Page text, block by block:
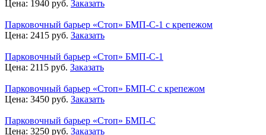
Цена: 1940 руб. Заказать
Парковочный барьер «Стоп» БМП-С-1 с крепежом
Цена: 2415 руб. Заказать
Парковочный барьер «Стоп» БМП-С-1
Цена: 2115 руб. Заказать
Парковочный барьер «Стоп» БМП-С с крепежом
Цена: 3450 руб. Заказать
Парковочный барьер «Стоп» БМП-С
Цена: 3250 руб. Заказать